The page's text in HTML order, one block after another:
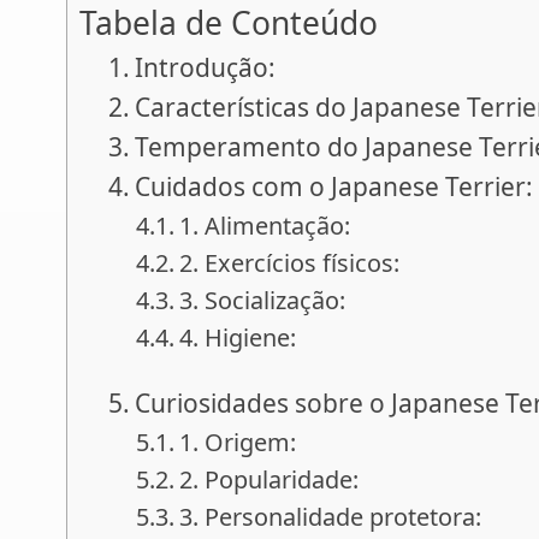
Tabela de Conteúdo
Introdução:
Características do Japanese
Temperamento do Japanese
Cuidados com o Japanese Terrier:
1. Alimentação:
2. Exercícios físicos:
3. Socialização:
4. Higiene:
Curiosidades sobre o Japanese
1. Origem:
2. Popularidade:
3. Personalidade protetora: